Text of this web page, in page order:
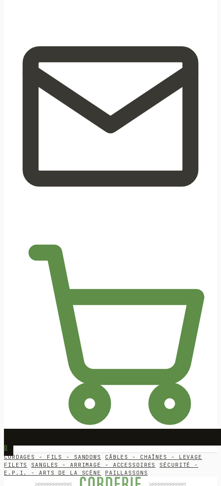
0
CORDAGES - FILS - SANDOWS
CÂBLES - CHAÎNES - LEVAGE
FILETS
SANGLES - ARRIMAGE - ACCESSOIRES
SÉCURITÉ -
E.P.I. - ARTS DE LA SCÈNE
PAILLASSONS